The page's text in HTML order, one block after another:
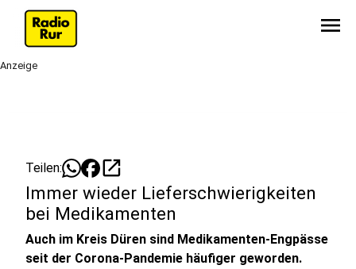
menu
Anzeige
Teilen: open_in_new
Immer wieder Lieferschwierigkeiten
bei Medikamenten
Auch im Kreis Düren sind Medikamenten-Engpässe
seit der Corona-Pandemie häufiger geworden.